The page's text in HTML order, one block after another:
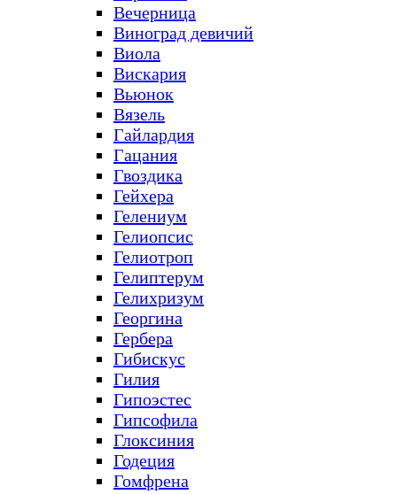
Вечерница
Виноград девичий
Виола
Вискария
Вьюнок
Вязель
Гайлардия
Гацания
Гвоздика
Гейхера
Гелениум
Гелиопсис
Гелиотроп
Гелиптерум
Гелихризум
Георгина
Гербера
Гибискус
Гилия
Гипоэстес
Гипсофила
Глоксиния
Годеция
Гомфрена